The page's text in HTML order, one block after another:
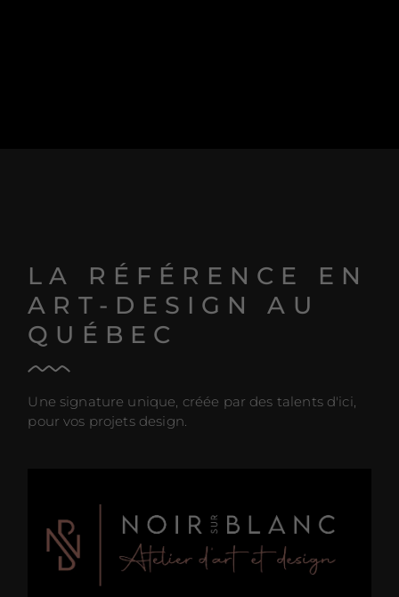
LA RÉFÉRENCE EN
ART-DESIGN AU
QUÉBEC
Une signature unique, créée par des talents d'ici,
pour vos projets design.